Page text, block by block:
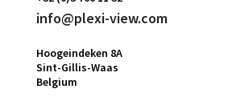
info@plexi-view.com
Hoogeindeken 8A
Sint-Gillis-Waas
Belgium